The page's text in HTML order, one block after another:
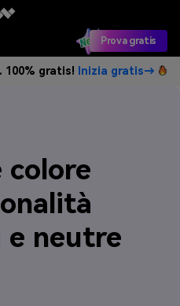
Prova gratis
100% gratis! Inizia gratis→
colore
e neutre